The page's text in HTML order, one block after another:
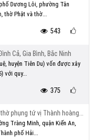
Dương Lôi, phường Tân
thờ Phật và thờ...
543
Cả, Gia Bình, Bắc Ninh
huyện Tiên Du) vốn được xây
với quy...
375
phụng tứ vị Thành hoàng...
Tràng Minh, quận Kiến An,
phố Hải...